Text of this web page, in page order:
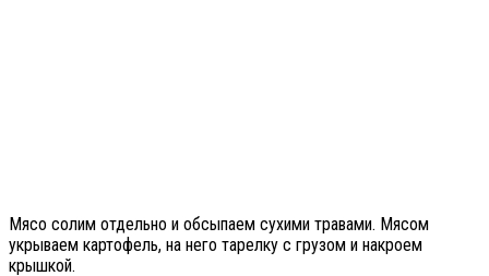
Мясо солим отдельно и обсыпаем сухими травами. Мясом
укрываем картофель, на него тарелку с грузом и накроем
крышкой.